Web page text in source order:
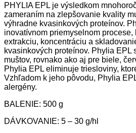
PHYLIA EPL je výsledkom
zameraním na zlepšovanie kvality
výhradne kvasinkových proteínov.
inovatívnom priemyselnom procese,
extrakciu, koncentráciu a
kvasinkových proteínov. Phylia EPL
muštov, rovnako ako aj pre biele,
Phylia EPL eliminuje triesloviny,
Vzhľadom k jeho pôvodu, Phylia
alergény.
BALENIE: 500 g
DÁVKOVANIE: 5 – 30 g/hl